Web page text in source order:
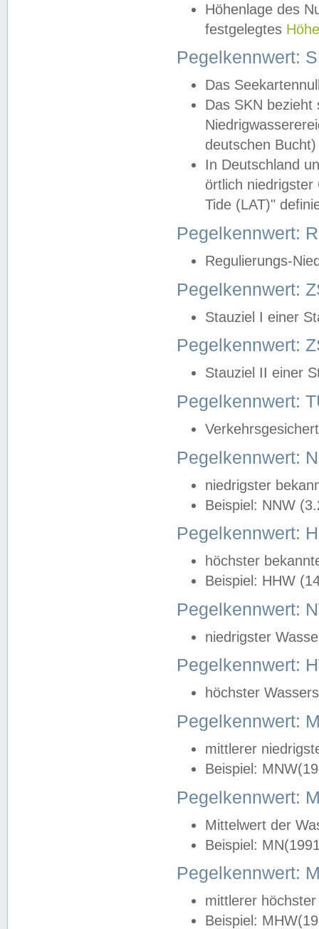
Höhenlage des
festgelegtes
Pegelkennwert:
Das
Das SKN
deutschen
In Deutschland
örtlich
Tide (LAT)"
Pegelkennwert:
Regulierungs-
Pegelkennwert:
Stauziel I einer
Pegelkennwert:
Stauziel II einer
Pegelkennwert:
Pegelkennwert:
niedrigster
Beispiel: NNW
Pegelkennwert:
höchster
Beispiel: HHW
Pegelkennwert:
niedrigster
Pegelkennwert:
höchster
Pegelkennwert:
mittlerer
Beispiel:
Pegelkennwert:
Mittelwert der
Beispiel:
Pegelkennwert:
mittlerer
Beispiel: